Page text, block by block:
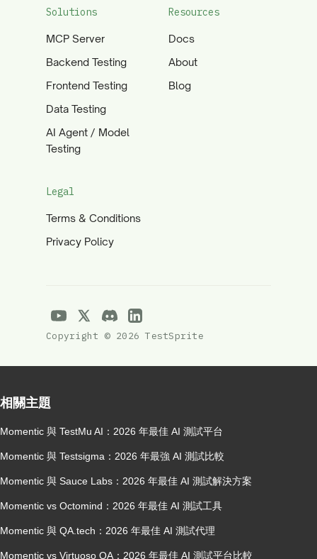
Solutions
MCP Server
Backend Testing
Frontend Testing
Data Testing
AI Agent / Model
Testing
Resources
Docs
About
Blog
Legal
Terms & Conditions
Privacy Policy
Copyright © 2026 TestSprite
相關主題
Momentic 與 TestMu AI：2026 年最佳 AI 測試平台
Momentic 與 Testsigma：2026 年最強 AI 測試比較
Momentic 與 Sauce Labs：2026 年最佳 AI 測試解決方案
Momentic vs Octomind：2026 年最佳 AI 測試工具
Momentic 與 QA.tech：2026 年最佳 AI 測試代理
Momentic vs Virtuoso QA：2026 年最佳 AI 測試平台比較